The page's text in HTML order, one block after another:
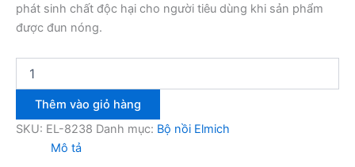
phát sinh chất độc hại cho người tiêu dùng khi sản phẩm
được đun nóng.
khối
Thêm vào giỏ hàng
SKU: EL-8238 Danh mục: Bộ nồi Elmich
Mô tả